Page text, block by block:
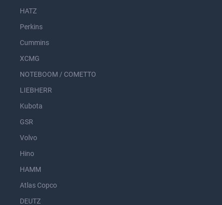
HATZ
Perkins
Cummins
XCMG
NOTEBOOM / COMETTO
LIEBHERR
Kubota
GSR
Volvo
Hino
HAMM
Atlas Copco
DEUTZ